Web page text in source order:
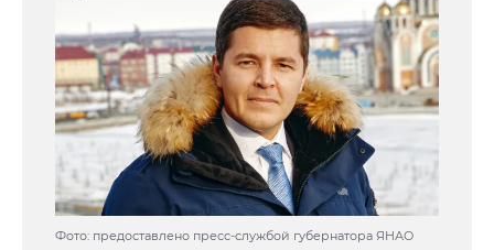
Фото: предоставлено пресс-службой губернатора ЯНАО